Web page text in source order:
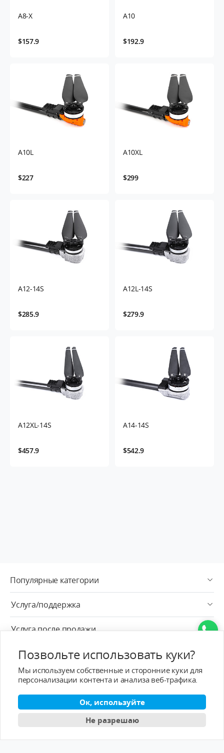
A8-X
$157.9
A10
$192.9
A10L
$227
A10XL
$299
A12-14S
$285.9
A12L-14S
$279.9
A12XL-14S
$457.9
A14-14S
$542.9
Популярные категории
Услуга/поддержка
Услуга после продажи
О - T-MOTOR
Контактная информация
Позвольте использовать куки?
Мы используем собственные и сторонние куки для
персонализации контента и анализа веб-трафика.
Ок, используйте
Не разрешаю